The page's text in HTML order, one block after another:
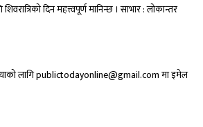
दिन महत्त्वपूर्ण मानिन्छ । साभार : लाेकान्तर
लागि publictodayonline@gmail.com मा इमेल